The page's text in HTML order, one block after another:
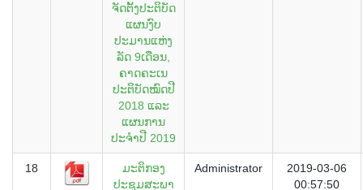
ຈັດຕັ້ງປະຕິບັດ
ແຜນງົບ
ປະມານແຫ່ງ
ລັດ 9ເດືອນ,
ຄາດຄະເນ
ປະຕິບັດໝົດປີ
2018 ແລະ
ແຜນການ
ປະຈຳປີ 2019
18
ມະຕິກອງ
ປະຊຸມສະພາ
Administrator
2019-03-06
00:57:50